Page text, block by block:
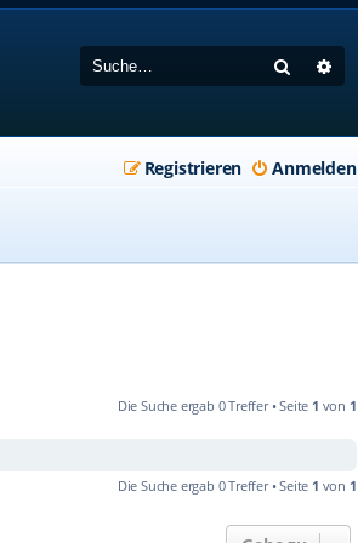
Suche
Anmelden
Registrieren
Die Suche ergab 0 Treffer • Seite 1 von 1
Die Suche ergab 0 Treffer • Seite 1 von 1